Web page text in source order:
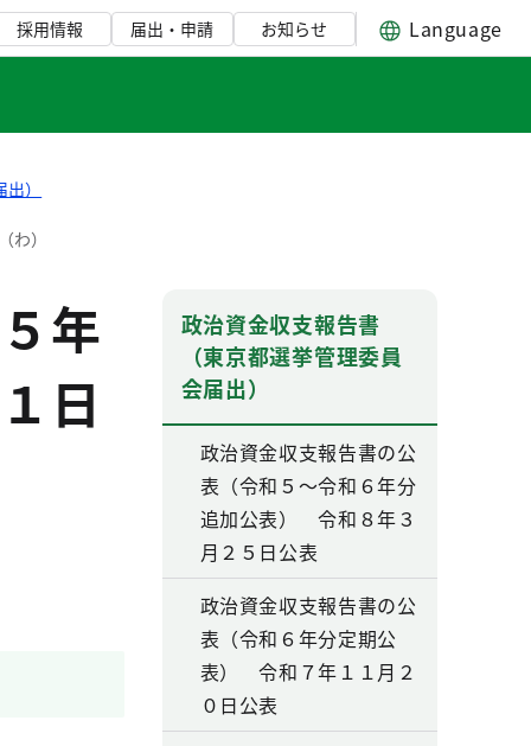
採用情報 届出・申請 お知らせ Language
）
）
年
日
政治資金収支報告書
（東京都選挙管理委員
会届出）
政治資金収支報告書の公
表（令和５～令和６年分
追加公表） 令和８年３
月２５日公表
政治資金収支報告書の公
表（令和６年分定期公
表） 令和７年１１月２
０日公表